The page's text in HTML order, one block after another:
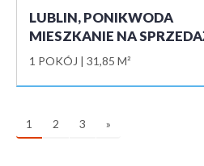
LUBLIN, PONIKWODA
MIESZKANIE NA
1 POKÓJ 31,85 M²
1 2 3 »